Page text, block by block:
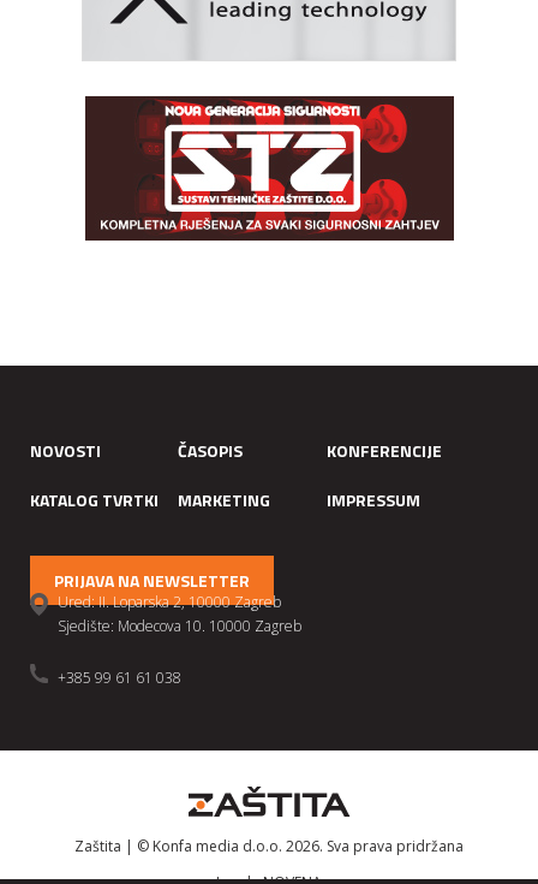
NOVOSTI ČASOPIS
KONFERENCIJE
KATALOG TVRTKI
MARKETING IMPRESSUM
PRIJAVA NA NEWSLETTER
Ured: II. Loparska 2, 10000 Zagreb
Sjedište: Modecova 10. 10000 Zagreb
+385 99 61 61 038
Zaštita | © Konfa media d.o.o. 2026. Sva prava pridržana